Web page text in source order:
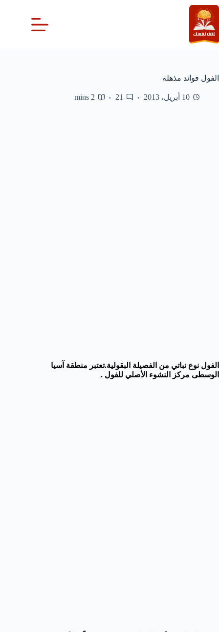
التجاوز
إلى
المحتوى
الفول فوائد مذهلة
10 أبريل، 2013 21
2 mins
الفول نوع نباتي من الفصيلة البقولية.تعتبر منطقة آسيا
الوسطى مركز النشوء الأصلي للفول .